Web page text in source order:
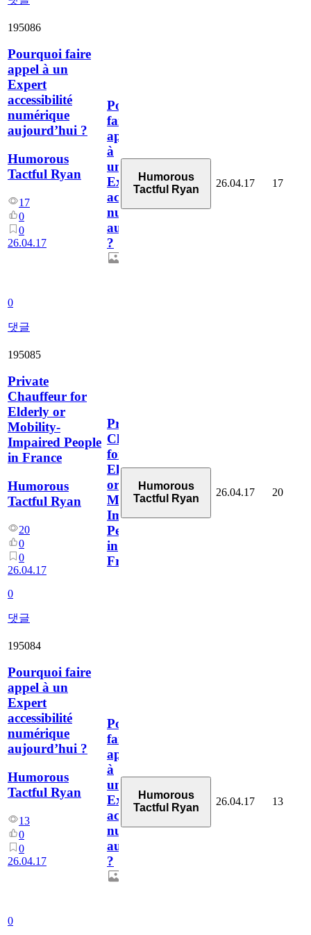
195086
Pourquoi faire
appel à un
Expert
accessibilité
numérique
aujourd’hui ?
Humorous
Tactful Ryan
17
0
0
26.04.17
0
댓글
Pourquoi
faire
appel
à
un
Expert
accessibilité
numérique
aujourd’hui
?
Humorous
Tactful Ryan
26.04.17 17
195085
Private
Chauffeur for
Elderly or
Mobility-
Impaired People
in France
Humorous
Tactful Ryan
20
0
0
26.04.17
0
댓글
Private
Chauffeur
for
Elderly
or
Mobility-
Impaired
People
in
France
Humorous
Tactful Ryan
26.04.17 20
195084
Pourquoi faire
appel à un
Expert
accessibilité
numérique
aujourd’hui ?
Humorous
Tactful Ryan
13
0
0
26.04.17
0
Pourquoi
faire
appel
à
un
Expert
accessibilité
numérique
aujourd’hui
?
Humorous
Tactful Ryan
26.04.17 13